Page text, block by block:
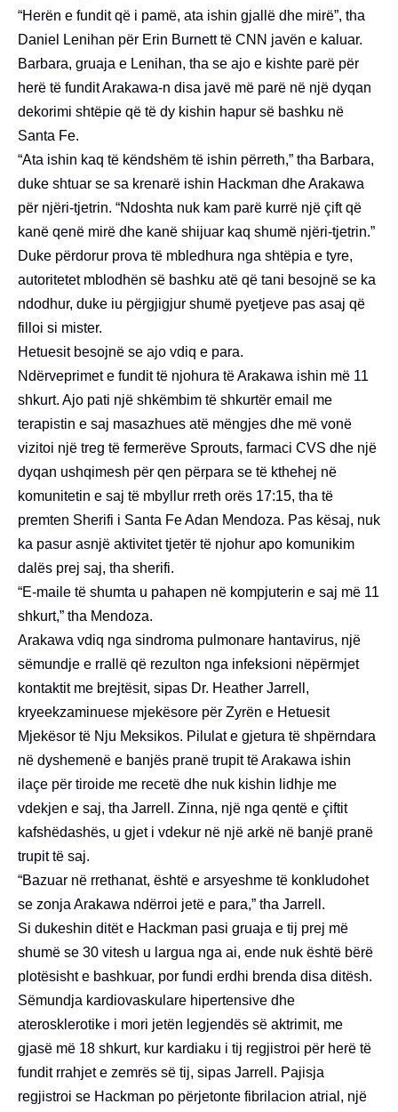
“Herën e fundit që i pamë, ata ishin gjallë dhe mirë”, tha
Daniel Lenihan për Erin Burnett të CNN javën e kaluar.
Barbara, gruaja e Lenihan, tha se ajo e kishte parë për
herë të fundit Arakawa-n disa javë më parë në një dyqan
dekorimi shtëpie që të dy kishin hapur së bashku në
Santa Fe.
“Ata ishin kaq të këndshëm të ishin përreth,” tha Barbara,
duke shtuar se sa krenarë ishin Hackman dhe Arakawa
për njëri-tjetrin. “Ndoshta nuk kam parë kurrë një çift që
kanë qenë mirë dhe kanë shijuar kaq shumë njëri-tjetrin.”
Duke përdorur prova të mbledhura nga shtëpia e tyre,
autoritetet mblodhën së bashku atë që tani besojnë se ka
ndodhur, duke iu përgjigjur shumë pyetjeve pas asaj që
filloi si mister.
Hetuesit besojnë se ajo vdiq e para.
Ndërveprimet e fundit të njohura të Arakawa ishin më 11
shkurt. Ajo pati një shkëmbim të shkurtër email me
terapistin e saj masazhues atë mëngjes dhe më vonë
vizitoi një treg të fermerëve Sprouts, farmaci CVS dhe një
dyqan ushqimesh për qen përpara se të kthehej në
komunitetin e saj të mbyllur rreth orës 17:15, tha të
premten Sherifi i Santa Fe Adan Mendoza. Pas kësaj, nuk
ka pasur asnjë aktivitet tjetër të njohur apo komunikim
dalës prej saj, tha sherifi.
“E-maile të shumta u pahapen në kompjuterin e saj më 11
shkurt,” tha Mendoza.
Arakawa vdiq nga sindroma pulmonare hantavirus, një
sëmundje e rrallë që rezulton nga infeksioni nëpërmjet
kontaktit me brejtësit, sipas Dr. Heather Jarrell,
kryeekzaminuese mjekësore për Zyrën e Hetuesit
Mjekësor të Nju Meksikos. Pilulat e gjetura të shpërndara
në dyshemenë e banjës pranë trupit të Arakawa ishin
ilaçe për tiroide me recetë dhe nuk kishin lidhje me
vdekjen e saj, tha Jarrell. Zinna, një nga qentë e çiftit
kafshëdashës, u gjet i vdekur në një arkë në banjë pranë
trupit të saj.
“Bazuar në rrethanat, është e arsyeshme të konkludohet
se zonja Arakawa ndërroi jetë e para,” tha Jarrell.
Si dukeshin ditët e Hackman pasi gruaja e tij prej më
shumë se 30 vitesh u largua nga ai, ende nuk është bërë
plotësisht e bashkuar, por fundi erdhi brenda disa ditësh.
Sëmundja kardiovaskulare hipertensive dhe
aterosklerotike i mori jetën legjendës së aktrimit, me
gjasë më 18 shkurt, kur kardiaku i tij regjistroi për herë të
fundit rrahjet e zemrës së tij, sipas Jarrell. Pajisja
regjistroi se Hackman po përjetonte fibrilacion atrial, një